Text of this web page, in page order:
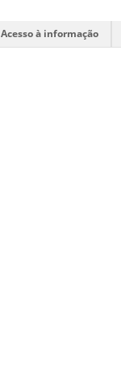
Acesso à informação